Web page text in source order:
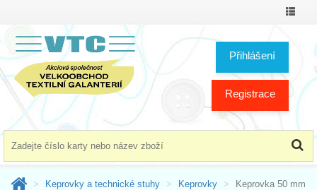
Přihlášení
Registrace
Keprovky a technické stuhy Keprovky Keprovka 50 mm